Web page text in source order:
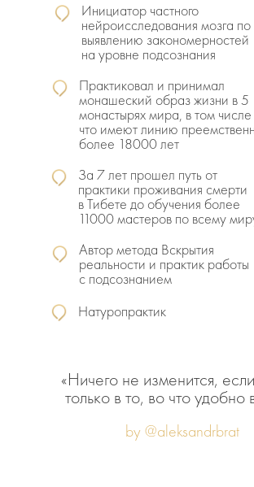
«Ничего не изменится,
только в то, во что удобно
Инициатор частного
нейроисследования мозга по
выявлению закономерностей
на уровне подсознания
by @aleksandrbrat
Практиковал и принимал
монашеский образ жизни в 5
монастырях мира, в том числе
что имеют линию
более 18000 лет
За 7 лет прошел путь от
практики проживания смерти
в Тибете до обучения более
11000 мастеров по всему
Автор метода Вскрытия
реальности и практик работы
с подсознанием
Натуропрактик